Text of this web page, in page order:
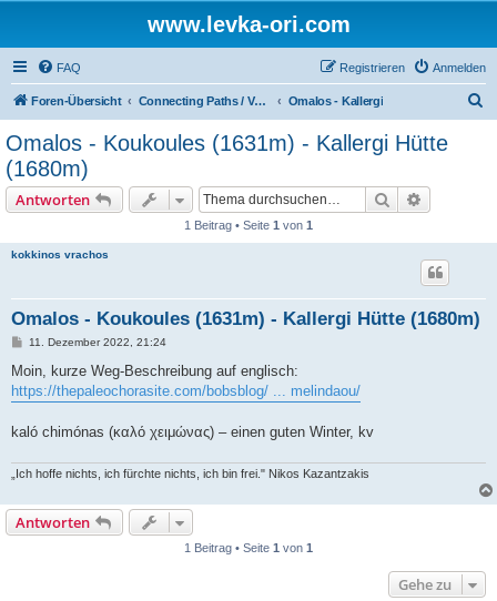
www.levka-ori.com
FAQ Anmelden
Registrieren
Foren-Übersicht Connecting Paths / Verbindungswege Omalos - Kallergi
Omalos - Koukoules (1631m) - Kallergi Hütte
(1680m)
Antworten Suche
1 Beitrag • Seite 1 von 1
kokkinos vrachos
Omalos - Koukoules (1631m) - Kallergi Hütte (1680m)
B
i
r
11. Dezember 2022, 21:24
Moin, kurze Weg-Beschreibung auf englisch:
https://thepaleochorasite.com/bobsblog/ ... melindaou/
kaló chimónas (καλό χειμώνας) – einen guten Winter, kv
„Ich hoffe nichts, ich fürchte nichts, ich bin frei." Nikos Kazantzakis
Antworten
1 Beitrag • Seite 1 von 1
Gehe zu